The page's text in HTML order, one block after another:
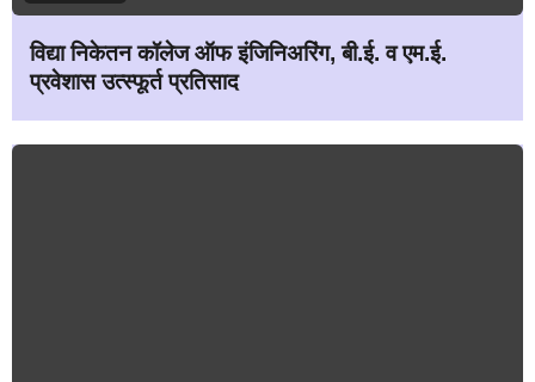
विद्या निकेतन कॉलेज ऑफ इंजिनिअरिंग, बी.ई. व एम.ई.
प्रवेशास उत्स्फूर्त प्रतिसाद